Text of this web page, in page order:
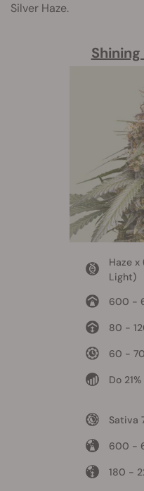
Silver Haze.
Haze x
Light)
600 -
80 -
60 -
Do 21%
Sativa
600 -
180 -